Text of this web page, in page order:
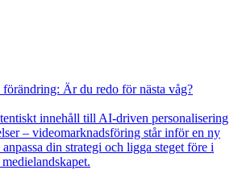
Är du redo för nästa våg?
innehåll till AI-driven personalisering
– videomarknadsföring står inför en ny
din strategi och ligga steget före i